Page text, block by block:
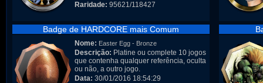
Raridade: 95621/118427
Badge de HARDCORE mais Comum
Nome: Easter Egg - Bronze
Descrição: Platine ou complete 10 jogos
que contenha qualquer referência, oculta
ou não, a outro jogo.
Data: 30/01/2016 18:54:29